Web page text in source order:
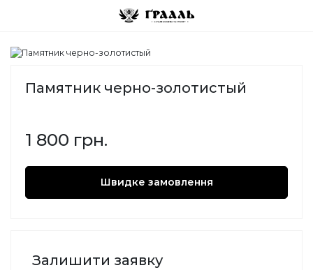
Памятник черно-золотистый
1 800 грн.
Швидке замовлення
Залишити заявку